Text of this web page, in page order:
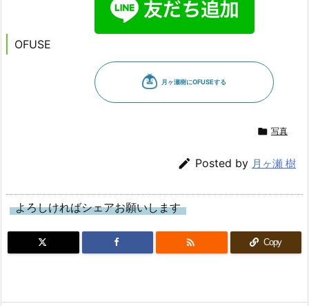
OFUSE
 写真
 Posted by 月ヶ瀬 樹
よろしければシェアお願いします
 Copy